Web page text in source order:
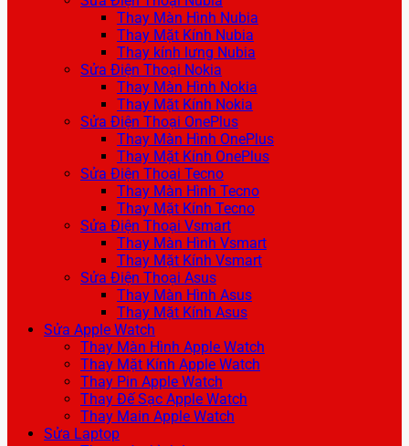
Thay Màn Hình Nubia
Thay Mặt Kính Nubia
Thay kính lưng Nubia
Sửa Điện Thoại Nokia
Thay Màn Hình Nokia
Thay Mặt Kính Nokia
Sửa Điện Thoại OnePlus
Thay Màn Hình OnePlus
Thay Mặt Kính OnePlus
Sửa Điện Thoại Tecno
Thay Màn Hình Tecno
Thay Mặt Kính Tecno
Sửa Điện Thoại Vsmart
Thay Màn Hình Vsmart
Thay Mặt Kính Vsmart
Sửa Điện Thoại Asus
Thay Màn Hình Asus
Thay Mặt Kính Asus
Sửa Apple Watch
Thay Màn Hình Apple Watch
Thay Mặt Kính Apple Watch
Thay Pin Apple Watch
Thay Đế Sạc Apple Watch
Thay Main Apple Watch
Sửa Laptop